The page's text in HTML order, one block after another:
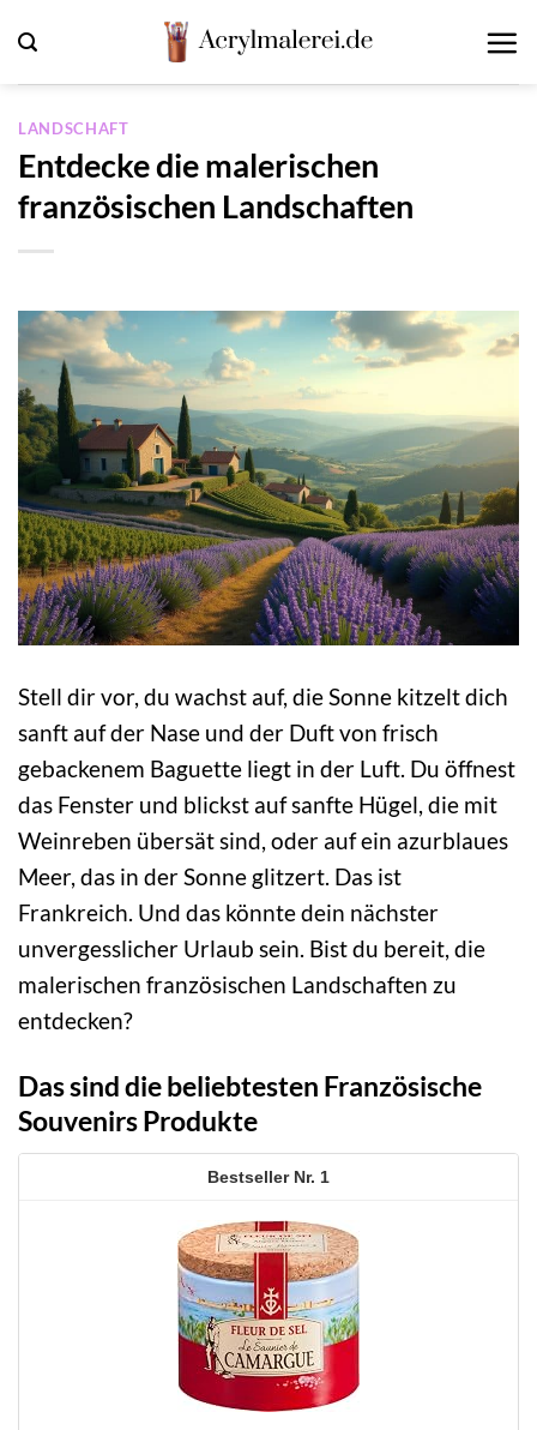
Inhalt
springen
LANDSCHAFT
Entdecke die malerischen
französischen Landschaften
Stell dir vor, du wachst auf, die Sonne kitzelt dich
sanft auf der Nase und der Duft von frisch
gebackenem Baguette liegt in der Luft. Du öffnest
das Fenster und blickst auf sanfte Hügel, die mit
Weinreben übersät sind, oder auf ein azurblaues
Meer, das in der Sonne glitzert. Das ist
Frankreich. Und das könnte dein nächster
unvergesslicher Urlaub sein. Bist du bereit, die
malerischen französischen Landschaften zu
entdecken?
Das sind die beliebtesten Französische
Souvenirs Produkte
1